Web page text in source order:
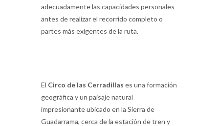
adecuadamente las capacidades personales
antes de realizar el recorrido completo o
partes más exigentes de la ruta.
El Circo de las Cerradillas es una formación
geográfica y un paisaje natural
impresionante ubicado en la Sierra de
Guadarrama, cerca de la estación de tren y